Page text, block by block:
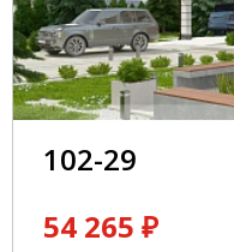
102-29
54 265 ₽